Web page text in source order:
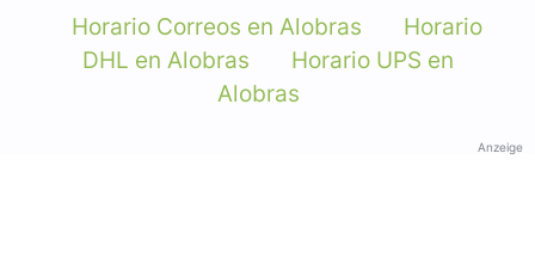
Horario Correos en Alobras
Horario
DHL en Alobras
Horario UPS en
Alobras
Anzeige